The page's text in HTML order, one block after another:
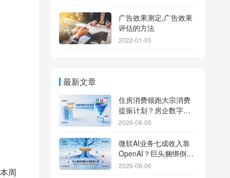
周
广告效果测定,广告效果
评估的方法
2022-01-05
最新文章
住房消费领跑大宗消费
提振计划？房企数字化
转型加速线下场景智能
2026-08-06
微软AI业务七成收入靠
OpenAI？巨头捆绑倒逼
出海App独立追踪全渠道
2026-08-06